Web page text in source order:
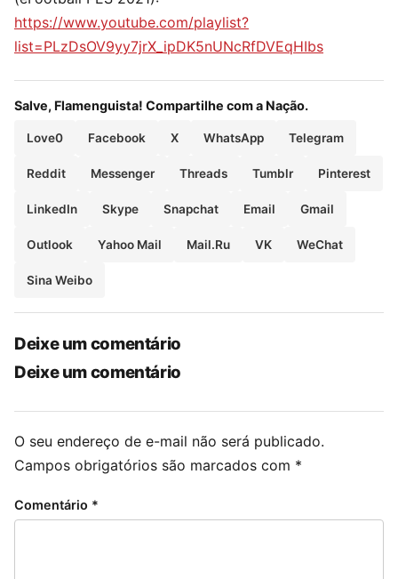
https://www.youtube.com/playlist?
list=PLzDsOV9yy7jrX_ipDK5nUNcRfDVEqHIbs
Salve, Flamenguista! Compartilhe com a Nação.
Love0 Facebook X WhatsApp Telegram
Reddit Messenger Threads Tumblr Pinterest
LinkedIn Skype Snapchat Email Gmail
Outlook Yahoo Mail Mail.Ru VK WeChat
Sina Weibo
Deixe um comentário
Deixe um comentário
O seu endereço de e-mail não será publicado.
Campos obrigatórios são marcados com *
Comentário *